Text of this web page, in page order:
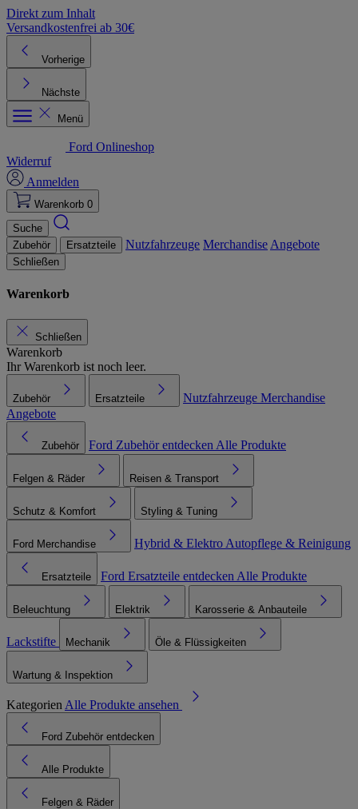
Direkt zum Inhalt
Versandkostenfrei ab 30€
Vorherige
Nächste
Menü
Ford Onlineshop
Widerruf
Anmelden
Warenkorb 0
Suche
Zubehör
Ersatzteile Nutzfahrzeuge Merchandise Angebote
Schließen
Warenkorb
Schließen
Warenkorb
Ihr Warenkorb ist noch leer.
Zubehör Ersatzteile Nutzfahrzeuge Merchandise
Angebote
Zubehör Ford Zubehör entdecken Alle Produkte
Felgen & Räder Reisen & Transport
Schutz & Komfort Styling & Tuning
Ford Merchandise Hybrid & Elektro Autopflege & Reinigung
Ersatzteile Ford Ersatzteile entdecken Alle Produkte
Beleuchtung Elektrik Karosserie & Anbauteile
Lackstifte Mechanik Öle & Flüssigkeiten
Wartung & Inspektion
Kategorien Alle Produkte ansehen
Ford Zubehör entdecken
Alle Produkte
Felgen & Räder